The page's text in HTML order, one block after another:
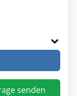
senden